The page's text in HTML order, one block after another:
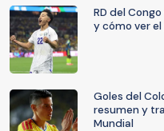
RD del
y cómo ver
Goles del
resumen y
Mundial